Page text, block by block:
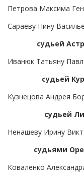
Петрова Максима
Сараеву Нину
судьей
Иванюк Татьяну
судьей
Кузнецова Андрея
судьей
Ненашеву Ирину
судьями
Коваленко